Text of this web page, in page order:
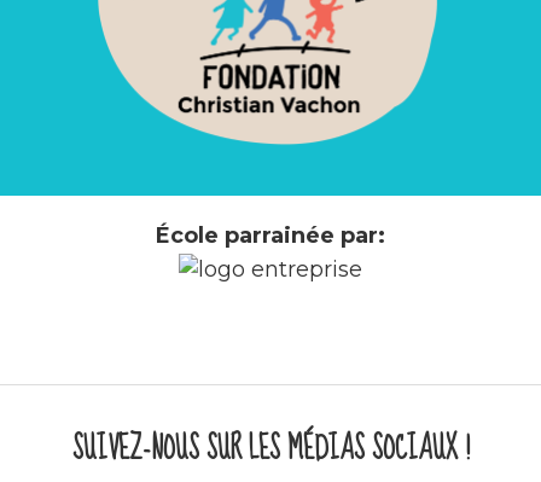
École parrainée par:
SUIVEZ-NOUS SUR LES MÉDIAS SOCIAUX !